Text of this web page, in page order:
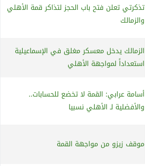
تذكرتي تعلن فتح باب الحجز لتذاكر قمة الأهلي
والزمالك
الزمالك يدخل معسكر مغلق في الإسماعيلية
استعداداً لمواجهة الأهلي
أسامة عرابي: القمة لا تخضع للحسابات..
والأفضلية لـ الأهلي نسبيا
موقف زيزو من مواجهة القمة